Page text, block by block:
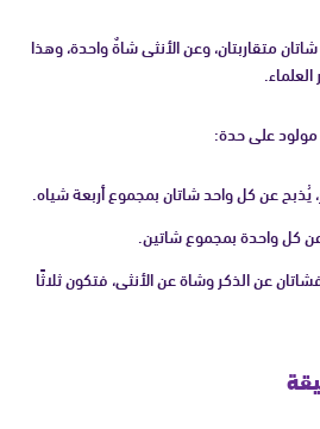
متقاربتان، وعن الأنثى شاةٌ واحدة، وهذا
مولود على حدة:
يُذبح عن كل واحد شاتان بمجموع أربعة شياه.
عن كل واحدة بمجموع شاتين.
عن الذكر وشاة عن الأنثى، فتكون ثلاثًا